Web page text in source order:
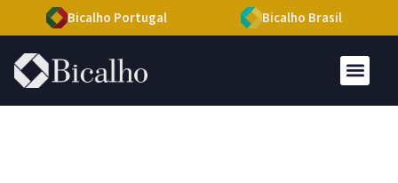
Bicalho Portugal Bicalho Brasil